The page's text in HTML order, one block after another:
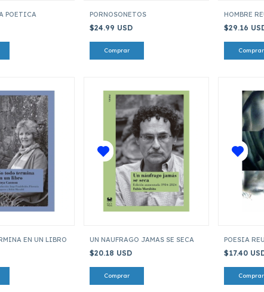
POETICA PORNOSONETOS
$24.99 USD
HOMBRE
$29.16
EN UN LIBRO UN NAUFRAGO JAMAS SE SECA
$20.18 USD
POESIA
$17.40